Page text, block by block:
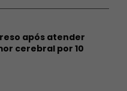
após atender
cerebral por 10